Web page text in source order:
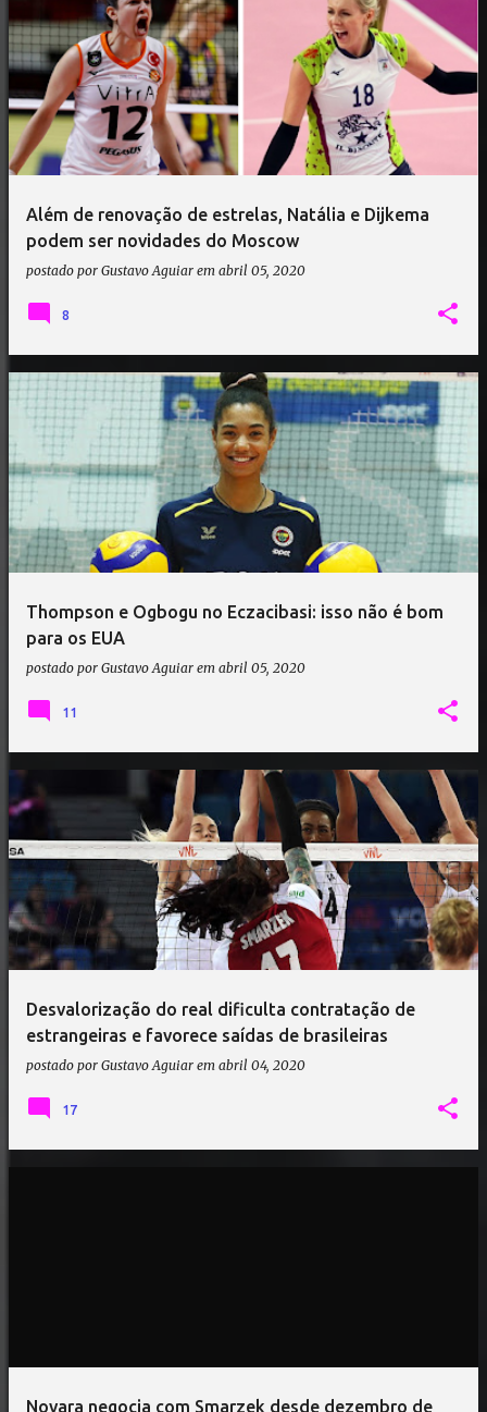
Além de renovação de estrelas, Natália e Dijkema
podem ser novidades do Moscow
postado por Gustavo Aguiar em abril 05, 2020
8
Thompson e Ogbogu no Eczacibasi: isso não é bom
para os EUA
postado por Gustavo Aguiar em abril 05, 2020
11
Desvalorização do real dificulta contratação de
estrangeiras e favorece saídas de brasileiras
postado por Gustavo Aguiar em abril 04, 2020
17
Novara negocia com Smarzek desde dezembro de